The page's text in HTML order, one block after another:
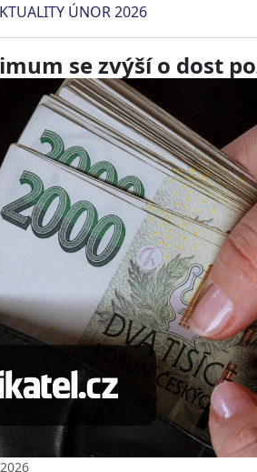
ÚNOR 2026
se zvýší o dost